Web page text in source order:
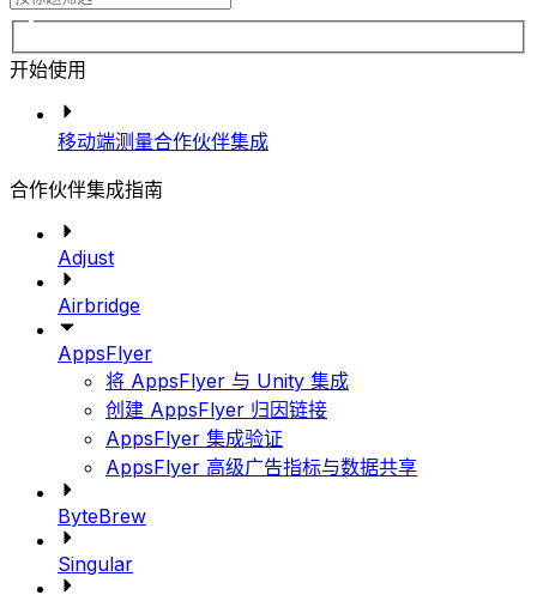
开始使用
移动端测量合作伙伴集成
合作伙伴集成指南
Adjust
Airbridge
AppsFlyer
将 AppsFlyer 与 Unity 集成
创建 AppsFlyer 归因链接
AppsFlyer 集成验证
AppsFlyer 高级广告指标与数据共享
ByteBrew
Singular